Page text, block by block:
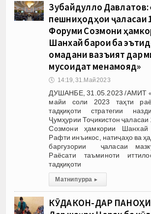
Зубайдулло Давлатов:
пешниҳодҳои ҷаласаи
Форуми Созмони
Шанхай барои ба
омадани вазъият дар
мусоидат менамояд»
🕔 14:19, 31.Май 2023
ДУШАНБЕ, 31.05.2023 /АМИТ
майи соли 2023 таҳти
тадқиқоти стратегии
Ҷумҳурии Тоҷикистон
Созмони ҳамкории Шанхай
Рафти инъикос, натиҷаҳо ва
баргузории ҷаласаи
Раёсати таъминоти
тадқиқоти
Матни пурра ▸
КӮДАКОН-ДАР